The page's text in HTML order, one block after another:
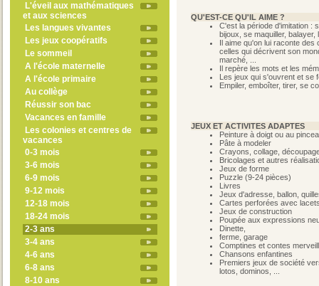
L'éveil aux mathématiques
et aux sciences
Les langues vivantes
Les jeux coopératifs
Le sommeil
A l'école maternelle
A l'école primaire
Au collège
Réussir son bac
Vacances en famille
Les colonies et centres de
vacances
0-3 mois
3-6 mois
6-9 mois
9-12 mois
12-18 mois
18-24 mois
2-3 ans
3-4 ans
4-6 ans
6-8 ans
8-10 ans
QU'EST-CE QU'IL AIME ?
C'est la période d'imitation :
bijoux, se maquiller,
Il aime qu'on lui raconte
celles qui décrivent son
marché, ...
Il repère les mots et les
Les jeux qui s'ouvrent et se
Empiler, emboîter, tirer, se
JEUX ET ACTIVITES ADAPTES
Peinture à doigt ou au
Pâte à modeler
Crayons, collage,
Bricolages et autres
Jeux de forme
Puzzle (9-24 pièces)
Livres
Jeux d'adresse, ballon,
Cartes perforées avec
Jeux de construction
Poupée aux expressions
Dinette,
ferme, garage
Comptines et contes
Chansons enfantines
Premiers jeux de société
lotos, dominos, ...